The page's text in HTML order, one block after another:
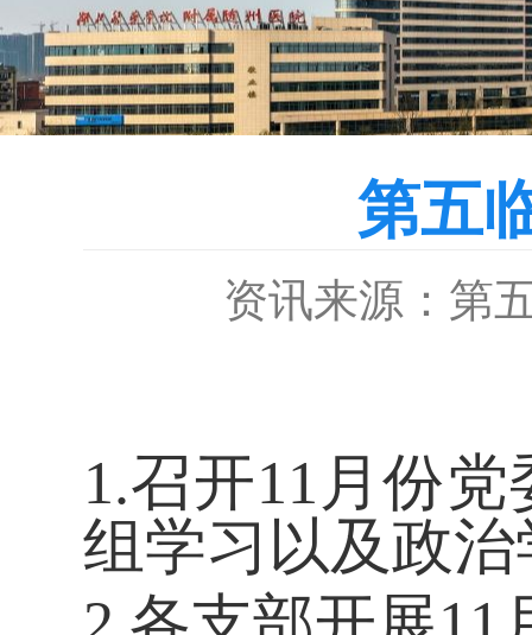
第五
资讯来源：第
1.召开11 月份
组学习以及政治